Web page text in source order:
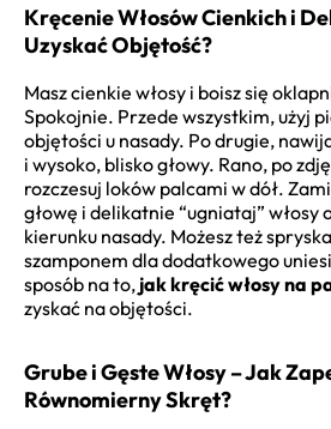
Kręcenie Włosów Cienkich i
Uzyskać Objętość?
Masz cienkie włosy i boisz się
Spokojnie. Przede wszystkim, użyj
objętości u nasady. Po drugie,
i wysoko, blisko głowy. Rano, po
rozczesuj loków palcami w dół.
głowę i delikatnie “ugniataj” włosy
kierunku nasady. Możesz też
szamponem dla dodatkowego
sposób na to, jak kręcić włosy na
zyskać na objętości.
Grube i Gęste Włosy – Jak
Równomierny Skręt?